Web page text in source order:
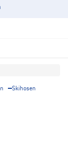
Skihosen